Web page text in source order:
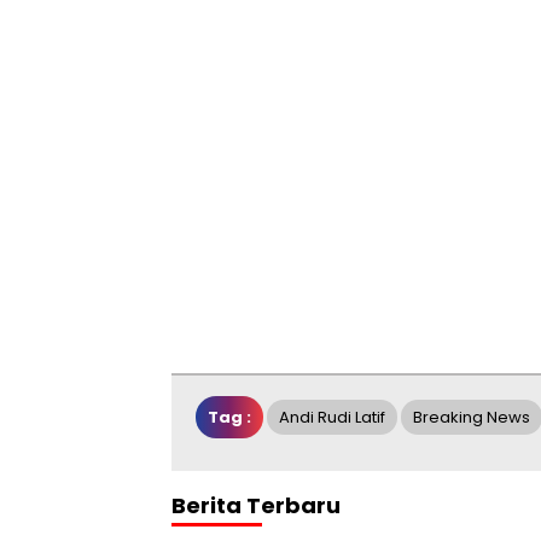
Tag : Andi Rudi Latif Breaking News
Berita Terbaru